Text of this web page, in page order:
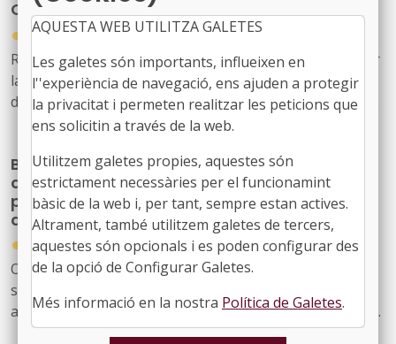
Civil davant el risc d’incendis forestals
●
27/04/2026
Resolució de 23 d'abril de 2026, de la Sotssecretaria, per
la qual es publica l'Acord del Consell de Ministres de 21
d'abril de 2026, pel qual s'aprova la Directriu Bàsica de
Planificació de Protecció Civil davant el risc d'incendis
Bases reguladores que han de regir els ajuts
a les entitats locals per a la redacció del
plànol de delimitació o del pla de prevenció
d'incendis forestals
●
24/11/2025
Ordre ARP/199/2025, de 20 de novembre, per la qual
s'aproven les bases reguladores que han de regir els
ajuts a les entitats locals per a la redacció del plànol de
delimitació o del pla de prevenció d'incendis forestals
AQUESTA WEB UTILITZA GALETES
Les galetes són importants, influeixen en
l''experiència de navegació, ens ajuden a protegir
la privacitat i permeten realitzar les peticions que
ens solicitin a través de la web.
Utilitzem galetes propies, aquestes són
estrictament necessàries per el funcionamint
bàsic de la web i, per tant, sempre estan actives.
Altrament, també utilitzem galetes de tercers,
aquestes són opcionals i es poden configurar des
de la opció de Configurar Galetes.
Més informació en la nostra Política de Galetes.